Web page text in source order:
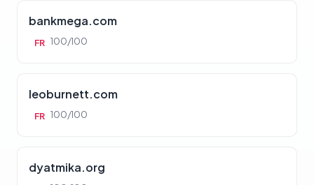
bankmega.com
FR 100/100
leoburnett.com
FR 100/100
dyatmika.org